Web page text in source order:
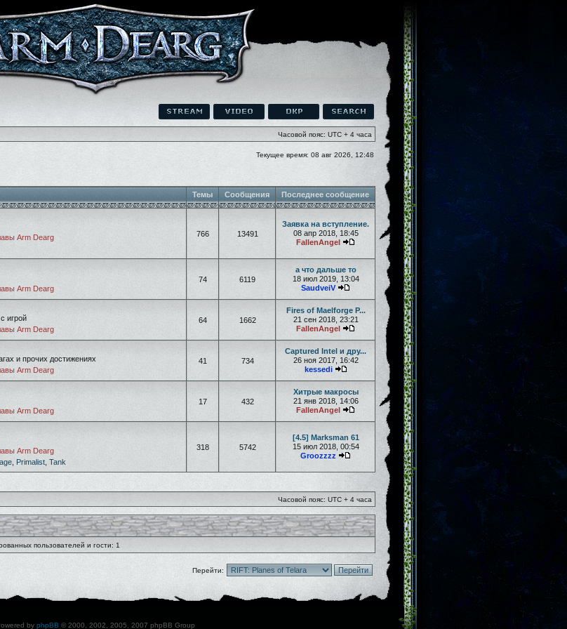
Часовой пояс: UTC + 4 часа
Текущее время: 08 авг 2026, 12:48
Темы Сообщения Последнее сообщение
Arm Dearg
766 13491
Заявка на вступление.
08 апр 2018, 18:45
FallenAngel
Arm Dearg
74 6119
а что дальше то
18 июл 2019, 13:04
SaudveiV
игрой
Arm Dearg
64 1662
Fires of Maelforge P...
21 сен 2018, 23:21
FallenAngel
и прочих достижениях
Arm Dearg
41 734
Captured Intel и дру...
26 ноя 2017, 16:42
kessedi
Arm Dearg
17 432
Хитрые макросы
21 янв 2018, 14:06
FallenAngel
Arm Dearg
Primalist Tank
318 5742
[4.5] Marksman 61
15 июл 2018, 00:54
Groozzzz
Часовой пояс: UTC + 4 часа
пользователей и гости: 1
Перейти:
by phpBB © 2000, 2002, 2005, 2007 phpBB Group